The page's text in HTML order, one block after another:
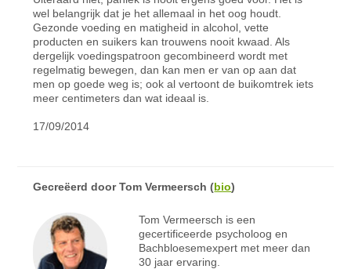
wel belangrijk dat je het allemaal in het oog houdt.
Gezonde voeding en matigheid in alcohol, vette
producten en suikers kan trouwens nooit kwaad. Als
dergelijk voedingspatroon gecombineerd wordt met
regelmatig bewegen, dan kan men er van op aan dat
men op goede weg is; ook al vertoont de buikomtrek iets
meer centimeters dan wat ideaal is.
17/09/2014
Gecreëerd doorTom Vermeersch (bio)
Tom Vermeersch is een
gecertificeerde psycholoog en
Bachbloesemexpert met meer dan
30 jaar ervaring.